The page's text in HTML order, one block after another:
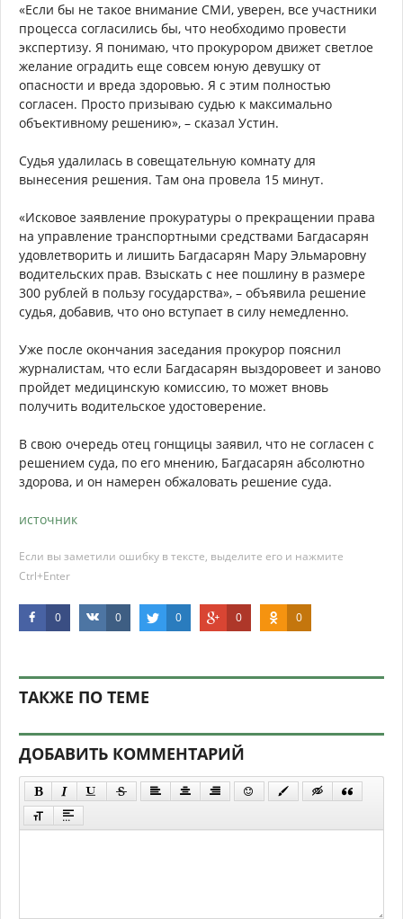
«Если бы не такое внимание СМИ, уверен, все участники
процесса согласились бы, что необходимо провести
экспертизу. Я понимаю, что прокурором движет светлое
желание оградить еще совсем юную девушку от
опасности и вреда здоровью. Я с этим полностью
согласен. Просто призываю судью к максимально
объективному решению», – сказал Устин.
Судья удалилась в совещательную комнату для
вынесения решения. Там она провела 15 минут.
«Исковое заявление прокуратуры о прекращении права
на управление транспортными средствами Багдасарян
удовлетворить и лишить Багдасарян Мару Эльмаровну
водительских прав. Взыскать с нее пошлину в размере
300 рублей в пользу государства», – объявила решение
судья, добавив, что оно вступает в силу немедленно.
Уже после окончания заседания прокурор пояснил
журналистам, что если Багдасарян выздоровеет и заново
пройдет медицинскую комиссию, то может вновь
получить водительское удостоверение.
В свою очередь отец гонщицы заявил, что не согласен с
решением суда, по его мнению, Багдасарян абсолютно
здорова, и он намерен обжаловать решение суда.
источник
Если вы заметили ошибку в тексте, выделите его и нажмите
Ctrl+Enter
0 0 0 0 0
ТАКЖЕ ПО ТЕМЕ
ДОБАВИТЬ КОММЕНТАРИЙ